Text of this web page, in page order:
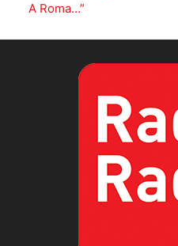
A Roma…”